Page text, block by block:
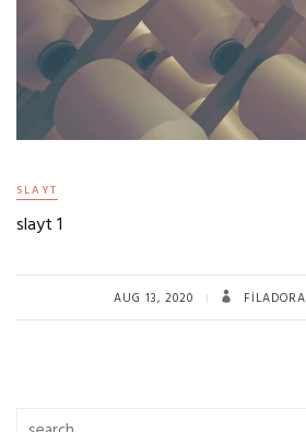
SLAYT
slayt 1
AUG 13, 2020 FILADORA